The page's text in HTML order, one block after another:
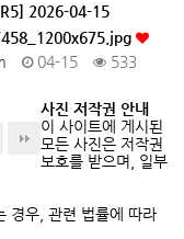
2026-04-15
04-15 533
사진 저작권 안내
이 사이트에 게시된
모든 사진은 저작권
보호를 받으며, 일부
경우, 관련 법률에 따라